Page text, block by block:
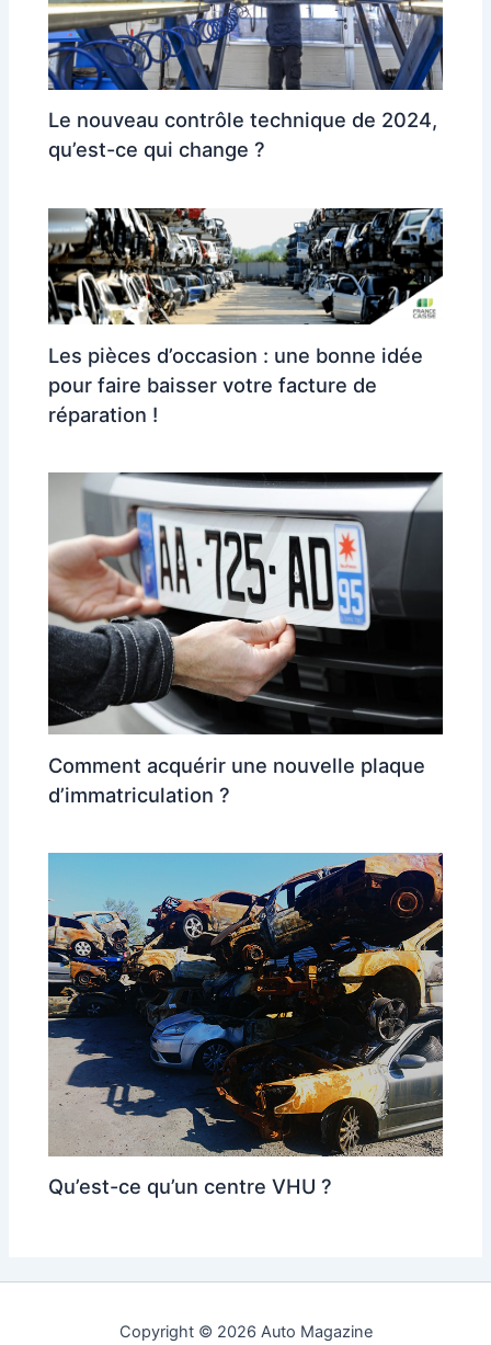
Le nouveau contrôle technique de 2024,
qu’est-ce qui change ?
Les pièces d’occasion : une bonne idée
pour faire baisser votre facture de
réparation !
Comment acquérir une nouvelle plaque
d’immatriculation ?
Qu’est-ce qu’un centre VHU ?
Copyright © 2026 Auto Magazine